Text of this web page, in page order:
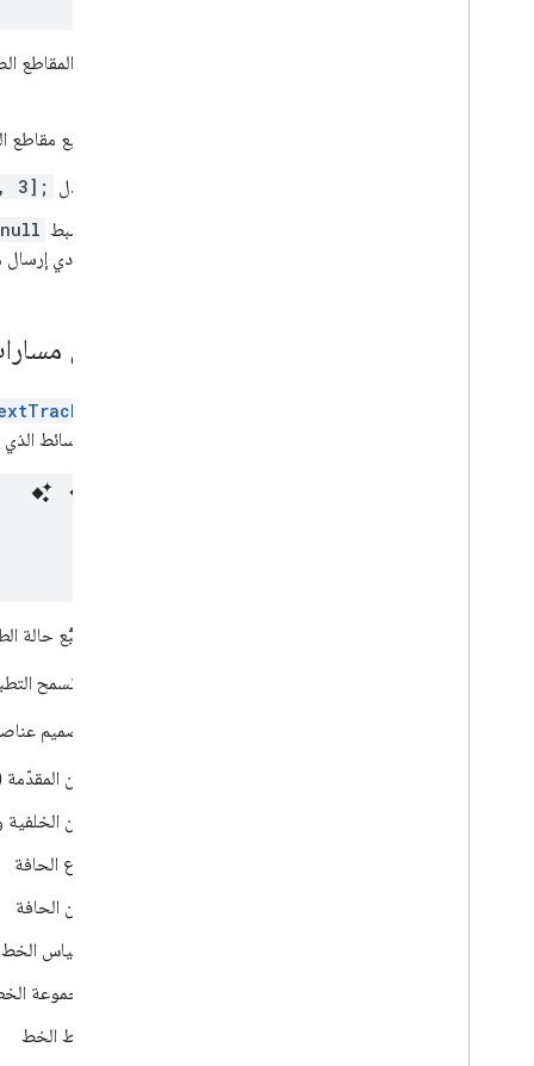
لإزالة كل
لإزالة جميع
عدِّل 3];
اضبط
يؤدي
تنسيق
عنصر الوسائط
يمكنك تتبُّع حالة
يجب أن تسمح
يمكنك تصميم
لون
لون
نوع الحافة
لون الحافة
مقياس الخط
مجموعة
نمط الخط